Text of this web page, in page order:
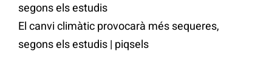
El canvi climàtic provocarà més sequeres,
segons els estudis | piqsels